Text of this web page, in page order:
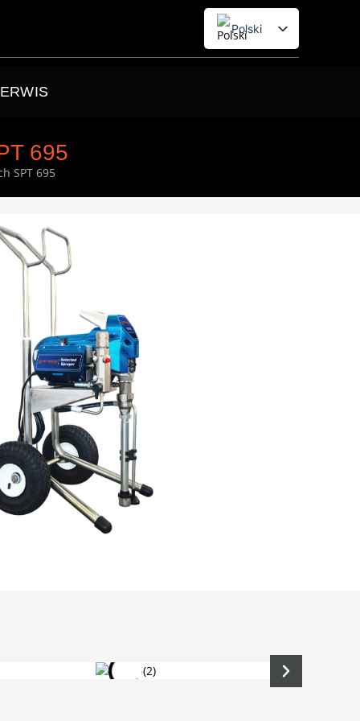
Polski
English
695
SPT 695